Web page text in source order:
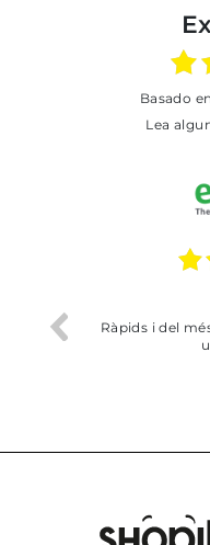
basado en
Lea algunas de las opiniones
trobat
Bien pero